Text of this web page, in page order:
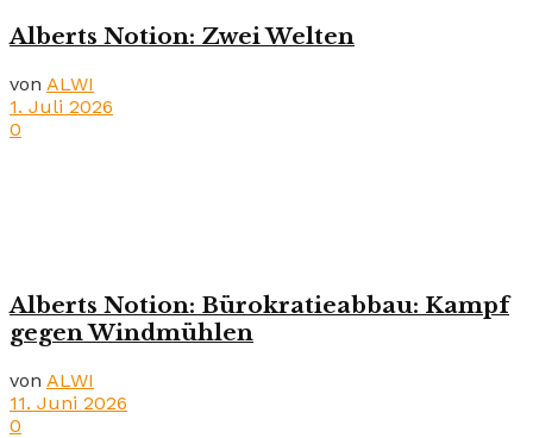
Alberts Notion: Zwei Welten
von ALWI
1. Juli 2026
0
Alberts Notion: Bürokratieabbau: Kampf
gegen Windmühlen
von ALWI
11. Juni 2026
0